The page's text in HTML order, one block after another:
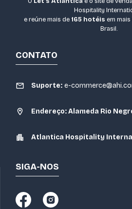
Hospitality
e reúne mais de 165 hotéis em mais
Brasil.
CONTATO
Suporte: e-
Endereço: Alameda Rio
Atlantica Hospitality
SIGA-NOS